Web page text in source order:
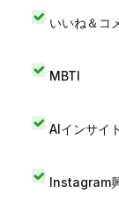
いいね＆コ
MBTI
AIインサイト
Instagram